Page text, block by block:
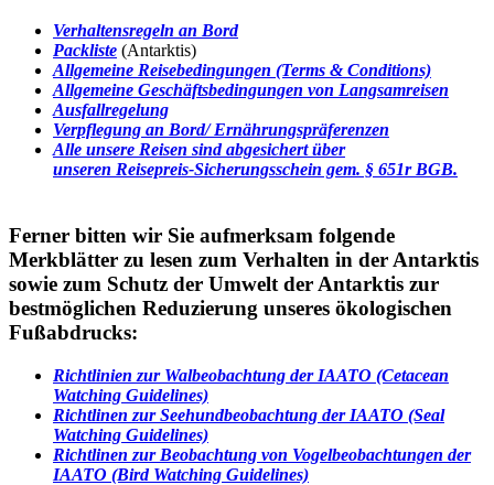
Verhaltensregeln an Bord
Packliste (Antarktis)
Allgemeine Reisebedingungen (Terms & Conditions)
Allgemeine Geschäftsbedingungen von Langsamreisen
Ausfallregelung
Verpflegung an Bord/ Ernährungspräferenzen
Alle unsere Reisen sind abgesichert über
unseren Reisepreis-Sicherungsschein gem. § 651r BGB.
Ferner bitten wir Sie aufmerksam folgende
Merkblätter zu lesen zum Verhalten in der Antarktis
sowie zum Schutz der Umwelt der Antarktis zur
bestmöglichen Reduzierung unseres ökologischen
Fußabdrucks:
Richtlinien zur Walbeobachtung der IAATO (Cetacean
Watching Guidelines)
Richtlinen zur Seehundbeobachtung der IAATO (Seal
Watching Guidelines)
Richtlinen zur Beobachtung von Vogelbeobachtungen der
IAATO (Bird Watching Guidelines)